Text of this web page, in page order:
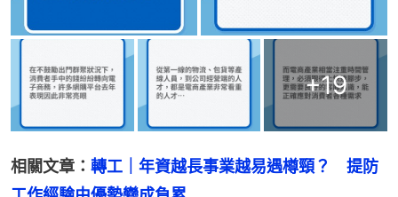
+19
相關文章： 轉工｜年資越長事業越易遇樽頸？　提防